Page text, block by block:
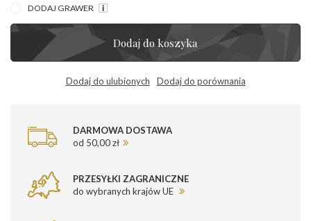
DODAJ GRAWER
Dodaj do koszyka
Dodaj do ulubionych Dodaj do porównania
DARMOWA DOSTAWA
od 50,00 zł
PRZESYŁKI ZAGRANICZNE
do wybranych krajów UE